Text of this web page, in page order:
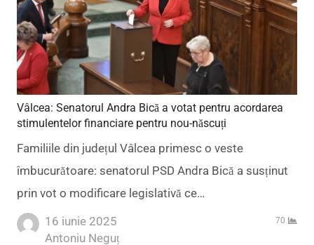
Vâlcea: Senatorul Andra Bică a votat pentru acordarea
stimulentelor financiare pentru nou-născuți
Familiile din județul Vâlcea primesc o veste
îmbucurătoare: senatorul PSD Andra Bică a susținut
prin vot o modificare legislativă ce…
16 iunie 2025
Author
Antoniu Neguț
70